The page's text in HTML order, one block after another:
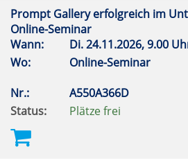
Prompt Gallery erfolgreich im
Online-Seminar
Wann:
Di.24.11.2026, 9.00
Wo:
Online-Seminar
Nr.:
A550A366D
Status:
Plätze frei